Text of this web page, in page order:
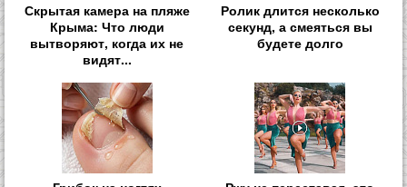
Скрытая камера на пляже
Крыма: Что люди
вытворяют, когда их не
видят...
Ролик длится несколько
секунд, а смеяться вы
будете долго